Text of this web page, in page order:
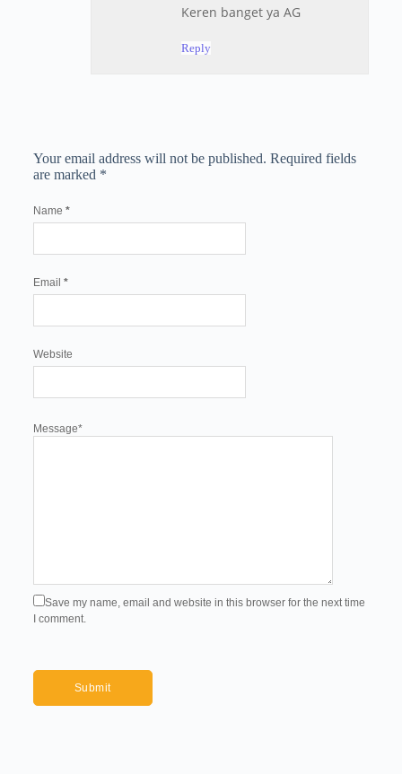
Keren banget ya AG
Reply
Your email address will not be published. Required fields
are marked *
Name *
Email *
Website
Message*
Save my name, email and website in this browser for the next time
I comment.
Submit